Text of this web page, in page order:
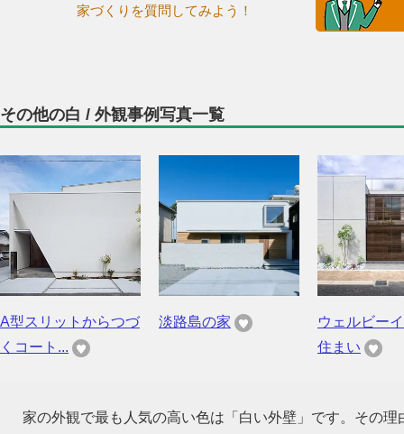
家づくりを質問してみよう！
その他の白 / 外観事例写真一覧
A型スリットからつづ
くコート...
淡路島の家
ウェルビー
住まい
家の外観で最も人気の高い色は「白い外壁」です。その